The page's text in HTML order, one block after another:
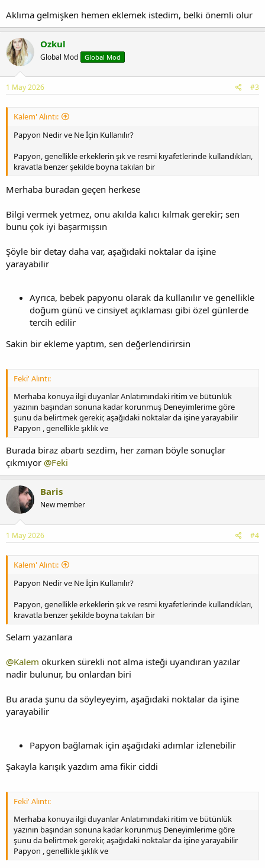
Aklıma gelmişken hemen eklemek istedim, belki önemli olur
Ozkul
Global Mod Global Mod
1 May 2026 #3
Kalem' Alıntı:
Papyon Nedir ve Ne İçin Kullanılır?
Papyon, genellikle erkeklerin şık ve resmi kıyafetlerinde kullandıkları,
kravatla benzer şekilde boyna takılan bir
Merhaba buradan geçen herkese
Bilgi vermek yetmez, onu akılda kalıcı kılmak gerekir; sen
bunu çok iyi başarmışsın
Şöyle bir detay daha var, aşağıdaki noktalar da işine
yarayabilir
Ayrıca, bebek papyonu olarak da kullanılır ve genellikle
doğum günü ve cinsiyet açıklaması gibi özel günlerde
tercih edilir
Sakin bir ekleme yaptım, sen değerlendirirsin
Feki' Alıntı:
Merhaba konuya ilgi duyanlar Anlatımındaki ritim ve bütünlük
yazının başından sonuna kadar korunmuş Deneyimlerime göre
şunu da belirtmek gerekir, aşağıdaki noktalar da işine yarayabilir
Papyon , genellikle şıklık ve
Burada biraz abartı sezdim, her zaman böyle sonuçlar
çıkmıyor @Feki
Baris
New member
1 May 2026 #4
Kalem' Alıntı:
Papyon Nedir ve Ne İçin Kullanılır?
Papyon, genellikle erkeklerin şık ve resmi kıyafetlerinde kullandıkları,
kravatla benzer şekilde boyna takılan bir
Selam yazanlara
@Kalem okurken sürekli not alma isteği uyandıran yazılar
nadir bulunur, bu onlardan biri
Bu arada şunu da söyleyeyim, aşağıdaki noktalar da işine
yarayabilir
Papyon bağlamak için aşağıdaki adımlar izlenebilir
Şakayla karışık yazdım ama fikir ciddi
Feki' Alıntı:
Merhaba konuya ilgi duyanlar Anlatımındaki ritim ve bütünlük
yazının başından sonuna kadar korunmuş Deneyimlerime göre
şunu da belirtmek gerekir, aşağıdaki noktalar da işine yarayabilir
Papyon , genellikle şıklık ve